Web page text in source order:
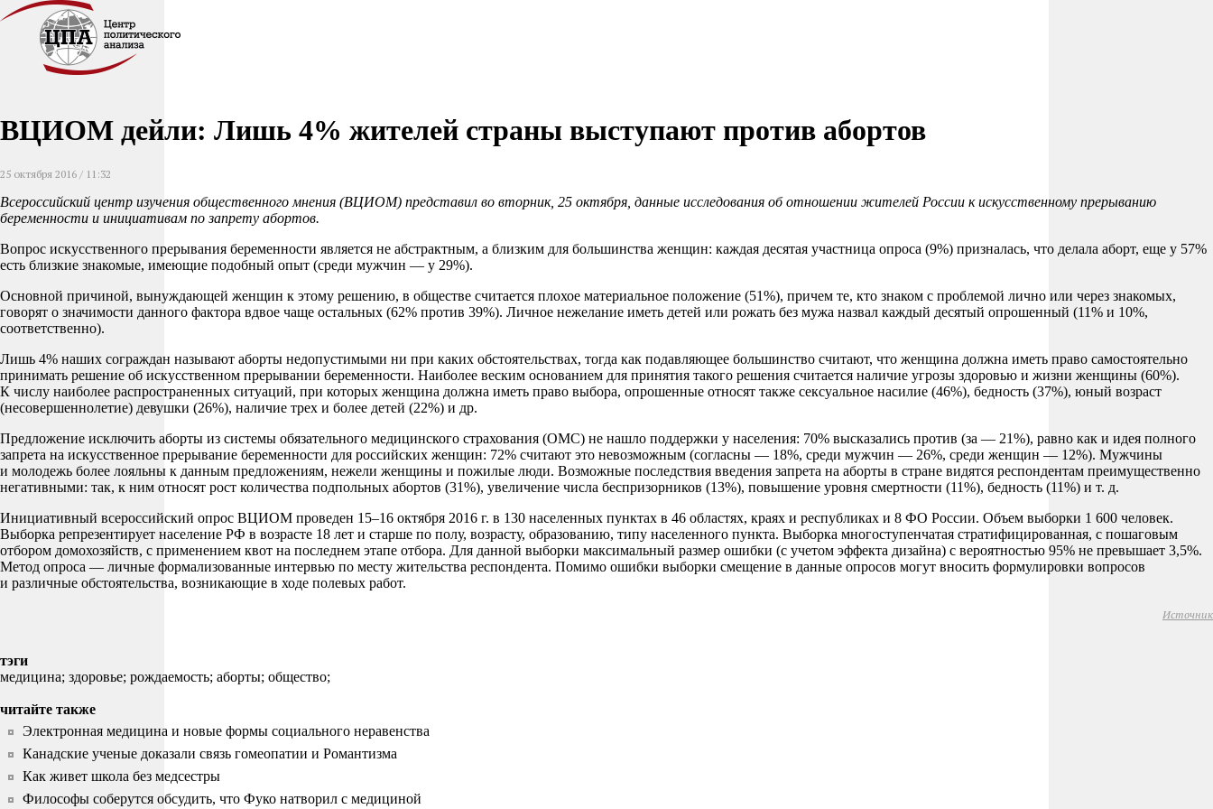
ВЦИОМ дейли: Лишь 4% жителей страны выступают против абортов
25 октября 2016 / 11:32
Всероссийский центр изучения общественного мнения (ВЦИОМ) представил во вторник, 25 октября, данные исследования об отношении жителей России к искусственному прерыванию
беременности и инициативам по запрету абортов.
Вопрос искусственного прерывания беременности является не абстрактным, а близким для большинства женщин: каждая десятая участница опроса (9%) призналась, что делала аборт, еще у 57%
есть близкие знакомые, имеющие подобный опыт (среди мужчин — у 29%).
Основной причиной, вынуждающей женщин к этому решению, в обществе считается плохое материальное положение (51%), причем те, кто знаком с проблемой лично или через знакомых,
говорят о значимости данного фактора вдвое чаще остальных (62% против 39%). Личное нежелание иметь детей или рожать без мужа назвал каждый десятый опрошенный (11% и 10%,
соответственно).
Лишь 4% наших сограждан называют аборты недопустимыми ни при каких обстоятельствах, тогда как подавляющее большинство считают, что женщина должна иметь право самостоятельно
принимать решение об искусственном прерывании беременности. Наиболее веским основанием для принятия такого решения считается наличие угрозы здоровью и жизни женщины (60%).
К числу наиболее распространенных ситуаций, при которых женщина должна иметь право выбора, опрошенные относят также сексуальное насилие (46%), бедность (37%), юный возраст
(несовершеннолетие) девушки (26%), наличие трех и более детей (22%) и др.
Предложение исключить аборты из системы обязательного медицинского страхования (ОМС) не нашло поддержки у населения: 70% высказались против (за — 21%), равно как и идея полного
запрета на искусственное прерывание беременности для российских женщин: 72% считают это невозможным (согласны — 18%, среди мужчин — 26%, среди женщин — 12%). Мужчины
и молодежь более лояльны к данным предложениям, нежели женщины и пожилые люди. Возможные последствия введения запрета на аборты в стране видятся респондентам преимущественно
негативными: так, к ним относят рост количества подпольных абортов (31%), увеличение числа беспризорников (13%), повышение уровня смертности (11%), бедность (11%) и т. д.
Инициативный всероссийский опрос ВЦИОМ проведен 15–16 октября 2016 г. в 130 населенных пунктах в 46 областях, краях и республиках и 8 ФО России. Объем выборки 1 600 человек.
Выборка репрезентирует население РФ в возрасте 18 лет и старше по полу, возрасту, образованию, типу населенного пункта. Выборка многоступенчатая стратифицированная, с пошаговым
отбором домохозяйств, с применением квот на последнем этапе отбора. Для данной выборки максимальный размер ошибки (с учетом эффекта дизайна) с вероятностью 95% не превышает 3,5%.
Метод опроса — личные формализованные интервью по месту жительства респондента. Помимо ошибки выборки смещение в данные опросов могут вносить формулировки вопросов
и различные обстоятельства, возникающие в ходе полевых работ.
Источник
тэги
медицина; здоровье; рождаемость; аборты; общество;
читайте также
Электронная медицина и новые формы социального неравенства
Канадские ученые доказали связь гомеопатии и Романтизма
Как живет школа без медсестры
Философы соберутся обсудить, что Фуко натворил с медициной